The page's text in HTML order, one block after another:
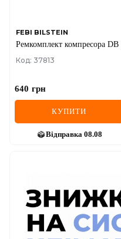
FEBI BILSTEIN
Ремкомплект компресора DB
Код: 37813
640 грн
КУПИТИ
Відправка 08.08